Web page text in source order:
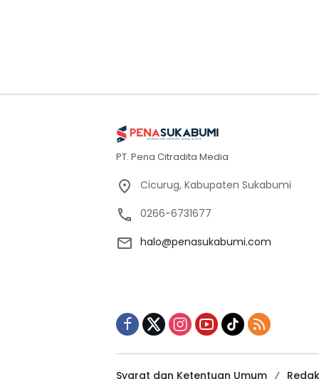
PT. Pena Citradita Media
Cicurug, Kabupaten Sukabumi
0266-6731677
halo@penasukabumi.com
Syarat dan Ketentuan Umum